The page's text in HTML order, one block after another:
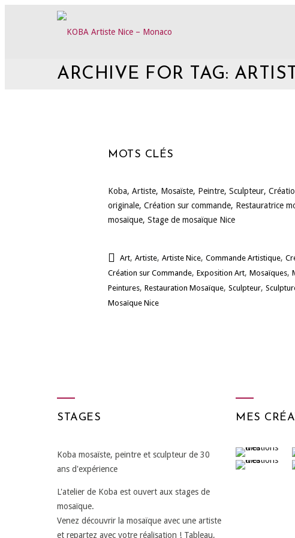
ARCHIVE FOR TAG:
MOTS CLÉS
Koba, Artiste, Mosaïste, Peintre, Sculpteur,
originale, Création sur commande, Restauratrice
mosaïque, Stage de mosaïque Nice
Art, Artiste, Artiste Nice, Commande Artistique,
Création sur Commande, Exposition Art, Mosaïques,
Peintures, Restauration Mosaïque, Sculpteur,
Mosaïque Nice
STAGES
Koba mosaïste, peintre et sculpteur de 30
ans d'expérience
L'atelier de Koba est ouvert aux stages de
mosaïque.
Venez découvrir la mosaïque avec une artiste
et repartez avec votre réalisation ! Tableau,
MES